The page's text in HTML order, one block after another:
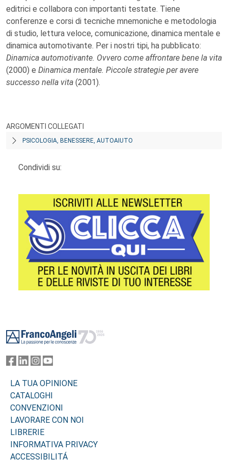
editrici e collabora con importanti testate. Tiene
conferenze e corsi di tecniche mnemoniche e metodologia
di studio, lettura veloce, comunicazione, dinamica mentale e
dinamica automotivante. Per i nostri tipi, ha pubblicato:
Dinamica automotivante. Ovvero come affrontare bene la vita
(2000) e Dinamica mentale. Piccole strategie per avere
successo nella vita (2001).
ARGOMENTI COLLEGATI
PSICOLOGIA, BENESSERE, AUTOAIUTO
Condividi su:
LA TUA OPINIONE
CATALOGHI
CONVENZIONI
LAVORARE CON NOI
LIBRERIE
INFORMATIVA PRIVACY
ACCESSIBILITÁ